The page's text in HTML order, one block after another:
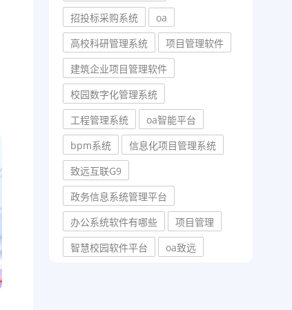
招投标采购系统
oa
高校科研管理系统
项目管理软件
建筑企业项目管理软件
校园数字化管理系统
工程管理系统
oa智能平台
bpm系统
信息化项目管理系统
致远互联G9
政务信息系统管理平台
办公系统软件有哪些
项目管理
智慧校园软件平台
oa致远